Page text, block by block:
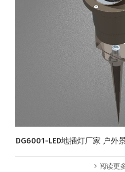
DG6001-LED地插灯厂家 户外
阅读更